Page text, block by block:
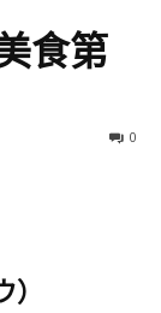
食第
0